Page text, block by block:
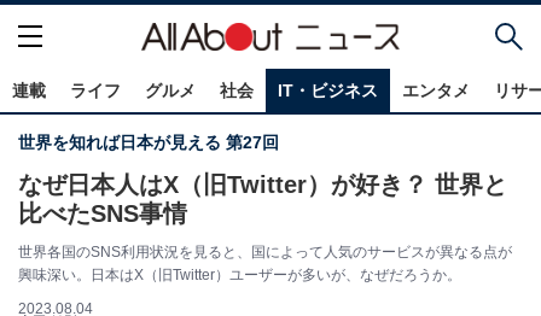
連載 ライフ グルメ 社会 IT・ビジネス エンタメ リサ
世界を知れば日本が見える 第27回
なぜ日本人はX（旧Twitter）が好き？ 世界と
比べたSNS事情
世界各国のSNS利用状況を見ると、国によって人気のサービスが異なる点が
興味深い。日本はX（旧Twitter）ユーザーが多いが、なぜだろうか。
2023.08.04